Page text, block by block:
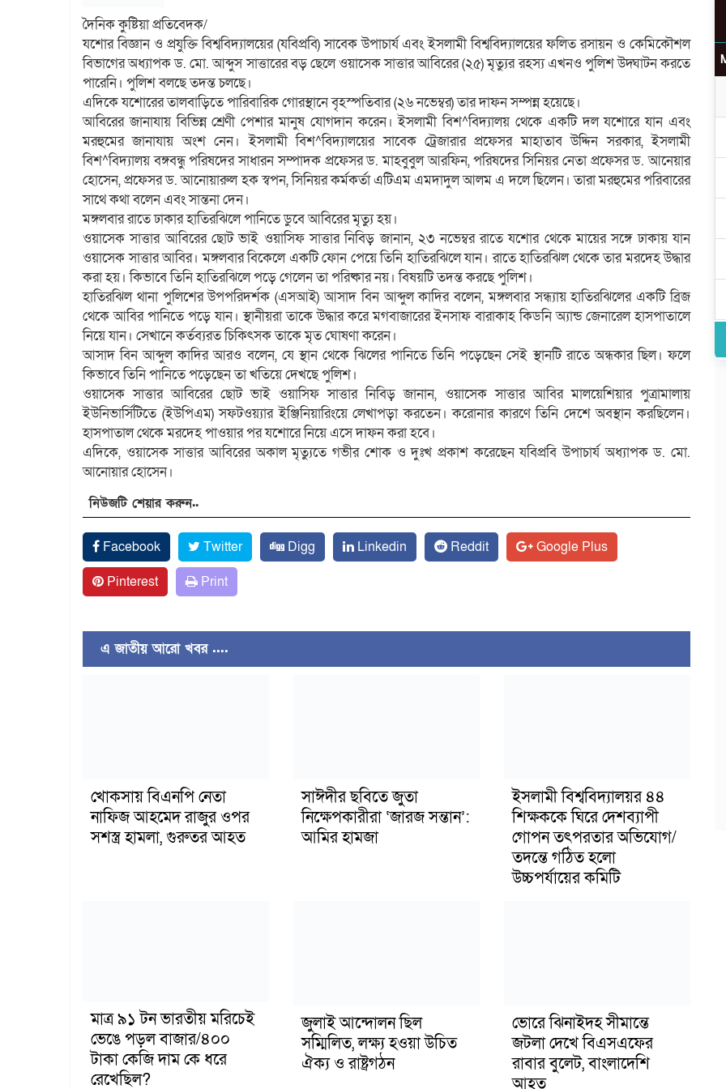
দৈনিক কুষ্টিয়া প্রতিবেদক/
যশোর বিজ্ঞান ও প্রযুক্তি বিশ্ববিদ্যালয়ের (যবিপ্রবি) সাবেক উপাচার্য এবং ইসলামী বিশ্ববিদ্যালয়ের ফলিত রসায়ন ও কেমিকৌশল
বিভাগের অধ্যাপক ড. মো. আব্দুস সাত্তারের বড় ছেলে ওয়াসেক সাত্তার আবিরের (২৫) মৃত্যুর রহস্য এখনও পুলিশ উদ্ঘাটন করতে
পারেনি। পুলিশ বলছে তদন্ত চলছে।
এদিকে যশোরের তালবাড়িতে পারিবারিক গোরস্থানে বৃহস্পতিবার (২৬ নভেম্বর) তার দাফন সম্পন্ন হয়েছে।
আবিরের জানাযায় বিভিন্ন শ্রেণী পেশার মানুষ যোগদান করেন। ইসলামী বিশ^বিদ্যালয় থেকে একটি দল যশোরে যান এবং
মরহুমের জানাযায় অংশ নেন। ইসলামী বিশ^বিদ্যালয়ের সাবেক ট্রেজারার প্রফেসর মাহাতাব উদ্দিন সরকার, ইসলামী
বিশ^বিদ্যালয় বঙ্গবন্ধু পরিষদের সাধারন সম্পাদক প্রফেসর ড. মাহবুবুল আরফিন, পরিষদের সিনিয়র নেতা প্রফেসর ড. আনেয়ার
হোসেন, প্রফেসর ড. আনোয়ারুল হক স্বপন, সিনিয়র কর্মকর্তা এটিএম এমদাদুল আলম এ দলে ছিলেন। তারা মরহুমের পরিবারের
সাথে কথা বলেন এবং সান্তনা দেন।
মঙ্গলবার রাতে ঢাকার হাতিরঝিলে পানিতে ডুবে আবিরের মৃত্যু হয়।
ওয়াসেক সাত্তার আবিরের ছোট ভাই ওয়াসিফ সাত্তার নিবিড় জানান, ২৩ নভেম্বর রাতে যশোর থেকে মায়ের সঙ্গে ঢাকায় যান
ওয়াসেক সাত্তার আবির। মঙ্গলবার বিকেলে একটি ফোন পেয়ে তিনি হাতিরঝিলে যান। রাতে হাতিরঝিল থেকে তার মরদেহ উদ্ধার
করা হয়। কিভাবে তিনি হাতিরঝিলে পড়ে গেলেন তা পরিষ্কার নয়। বিষয়টি তদন্ত করছে পুলিশ।
হাতিরঝিল থানা পুলিশের উপপরিদর্শক (এসআই) আসাদ বিন আব্দুল কাদির বলেন, মঙ্গলবার সন্ধ্যায় হাতিরঝিলের একটি ব্রিজ
থেকে আবির পানিতে পড়ে যান। স্থানীয়রা তাকে উদ্ধার করে মগবাজারের ইনসাফ বারাকাহ কিডনি অ্যান্ড জেনারেল হাসপাতালে
নিয়ে যান। সেখানে কর্তব্যরত চিকিৎসক তাকে মৃত ঘোষণা করেন।
আসাদ বিন আব্দুল কাদির আরও বলেন, যে স্থান থেকে ঝিলের পানিতে তিনি পড়েছেন সেই স্থানটি রাতে অন্ধকার ছিল। ফলে
কিভাবে তিনি পানিতে পড়েছেন তা খতিয়ে দেখছে পুলিশ।
ওয়াসেক সাত্তার আবিরের ছোট ভাই ওয়াসিফ সাত্তার নিবিড় জানান, ওয়াসেক সাত্তার আবির মালয়েশিয়ার পুত্রামালায়
ইউনিভার্সিটিতে (ইউপিএম) সফটওয়্যার ইঞ্জিনিয়ারিংয়ে লেখাপড়া করতেন। করোনার কারণে তিনি দেশে অবস্থান করছিলেন।
হাসপাতাল থেকে মরদেহ পাওয়ার পর যশোরে নিয়ে এসে দাফন করা হবে।
এদিকে, ওয়াসেক সাত্তার আবিরের অকাল মৃত্যুতে গভীর শোক ও দুঃখ প্রকাশ করেছেন যবিপ্রবি উপাচার্য অধ্যাপক ড. মো.
আনোয়ার হোসেন।
নিউজটি শেয়ার করুন..
Facebook Twitter Digg Linkedin Reddit
Google Plus
Pinterest
Print
এ জাতীয় আরো খবর ....
খোকসায় বিএনপি নেতা
নাফিজ আহমেদ রাজুর ওপর
সশস্ত্র হামলা, গুরুতর আহত
সাঈদীর ছবিতে জুতা
নিক্ষেপকারীরা ‘জারজ সন্তান’:
আমির হামজা
ইসলামী বিশ্ববিদ্যালয়র ৪৪
শিক্ষককে ঘিরে দেশব্যাপী
গোপন তৎপরতার অভিযোগ/
তদন্তে গঠিত হলো
উচ্চপর্যায়ের কমিটি
মাত্র ৯১ টন ভারতীয় মরিচেই
ভেঙে পড়ল বাজার/৪০০
টাকা কেজি দাম কে ধরে
রেখেছিল?
জুলাই আন্দোলন ছিল
সম্মিলিত, লক্ষ্য হওয়া উচিত
ঐক্য ও রাষ্ট্রগঠন
ভোরে ঝিনাইদহ সীমান্তে
জটলা দেখে বিএসএফের
রাবার বুলেট, বাংলাদেশি
আহত